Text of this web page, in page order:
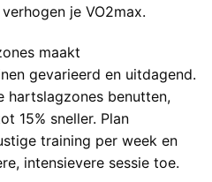
je VO2max.
maakt
gevarieerd en uitdagend.
hartslagzones benutten,
15% sneller. Plan
training per week en
intensievere sessie toe.